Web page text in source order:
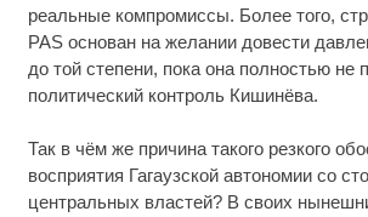
реальные компромиссы. Более того,
PAS основан на желании довести
до той степени, пока она полностью не
политический контроль Кишинёва.
Так в чём же причина такого резкого
восприятия Гагаузской автономии со
центральных властей? В своих